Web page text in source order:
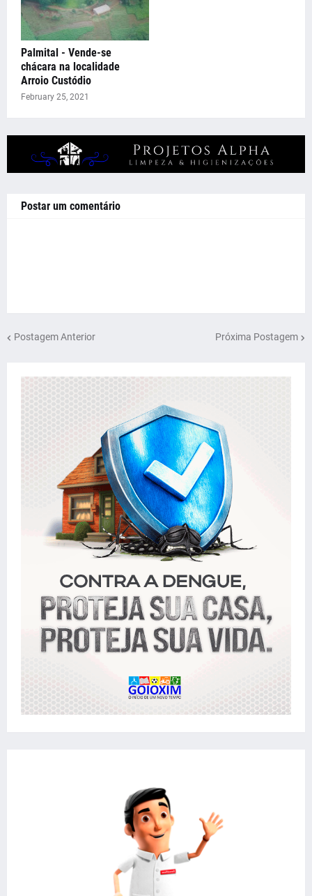
Palmital - Vende-se
chácara na localidade
Arroio Custódio
February 25, 2021
Postar um comentário
Postagem Anterior Próxima Postagem